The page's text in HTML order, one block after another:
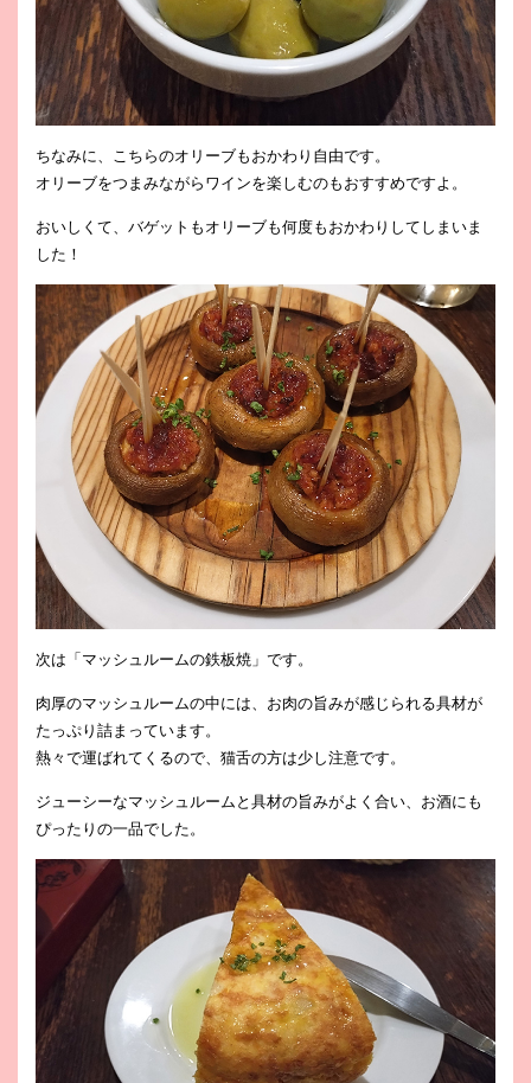
ちなみに、こちらのオリーブもおかわり自由です。
オリーブをつまみながらワインを楽しむのもおすすめですよ。
おいしくて、バゲットもオリーブも何度もおかわりしてしまいま
した！
次は「マッシュルームの鉄板焼」です。
肉厚のマッシュルームの中には、お肉の旨みが感じられる具材が
たっぷり詰まっています。
熱々で運ばれてくるので、猫舌の方は少し注意です。
ジューシーなマッシュルームと具材の旨みがよく合い、お酒にも
ぴったりの一品でした。